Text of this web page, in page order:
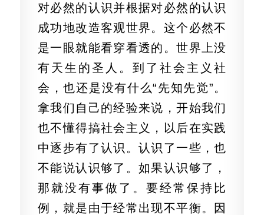
对必然的认识并根据对必然的认识
成功地改造客观世界。这个必然不
是一眼就能看穿看透的。世界上没
有天生的圣人。到了社会主义社
会，也还是没有什么“先知先觉”。
拿我们自己的经验来说，开始我们
也不懂得搞社会主义，以后在实践
中逐步有了认识。认识了一些，也
不能说认识够了。如果认识够了，
那就没有事做了。要经常保持比
例，就是由于经常出现不平衡。因